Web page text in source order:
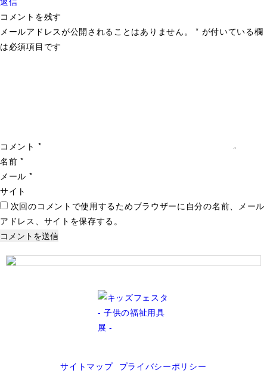
コメントを残す
メールアドレスが公開されることはありません。
* が付いている欄
は必須項目です
コメント *
名前*
メール *
サイト
次回のコメントで使用するためブラウザーに自分の名前、メール
アドレス、サイトを保存する。
サイトマップ プライバシーポリシー